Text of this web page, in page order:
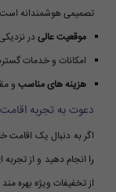
تصمیمی هوشمندانه
موقعیت عالیدر
امکانات و خدمات
هزینه های مناسب و
دعوت به تجربه
اگر به دنبال یک
را انجام دهید و از تجربه
از تخفیفات ویژه بهره